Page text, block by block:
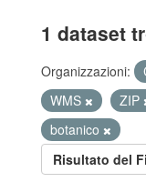
1 dataset
Organizzazioni:
WMS
ZIP
botanico
Risultato del